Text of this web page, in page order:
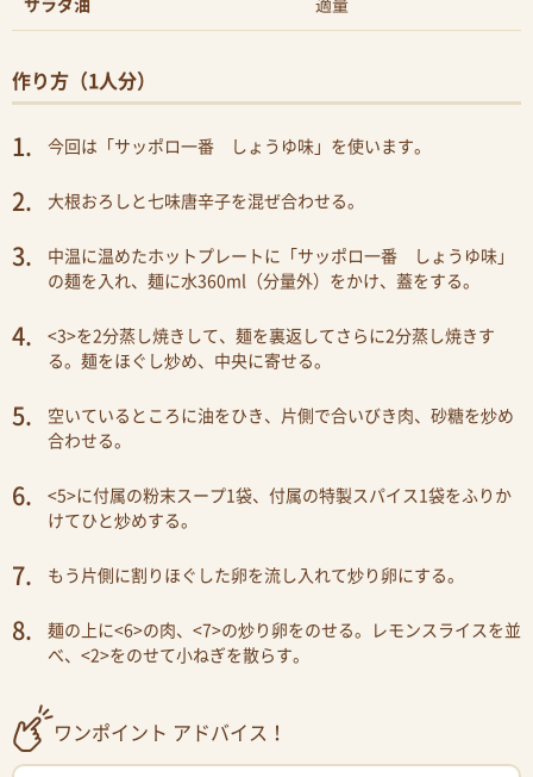
サラダ油 適量
作り方（1人分）
今回は「サッポロ一番 しょうゆ味」を使います。
大根おろしと七味唐辛子を混ぜ合わせる。
中温に温めたホットプレートに「サッポロ一番 しょうゆ味」
の麺を入れ、麺に水360ml（分量外）をかけ、蓋をする。
<3>を2分蒸し焼きして、麺を裏返してさらに2分蒸し焼きす
る。麺をほぐし炒め、中央に寄せる。
空いているところに油をひき、片側で合いびき肉、砂糖を炒め
合わせる。
<5>に付属の粉末スープ1袋、付属の特製スパイス1袋をふりか
けてひと炒めする。
もう片側に割りほぐした卵を流し入れて炒り卵にする。
麺の上に<6>の肉、<7>の炒り卵をのせる。レモンスライスを並
べ、<2>をのせて小ねぎを散らす。
ワンポイント アドバイス！